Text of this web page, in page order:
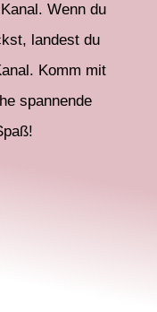
Wenn du
landest du
Komm mit
spannende